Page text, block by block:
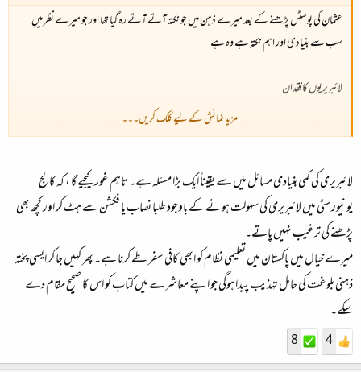
عثمان کی پوسٹس پڑھنے کے بعد میرے ذہن میں جو نکتہ آتے آتے رہ گیا تھا اور جو میرے نظر میں
سب سے بنیادی اور اہم نکتہ ہے وہ ہے
لائبریریوں کا فقدان
لائبریری کمیونٹی اور نوجوانوں میں کتب بینی اور ان کی تعلیمی ضروریات پورا کرسب سے اہم کردار ادا
مزید نمائش کے لیے کلک کریں۔۔۔
لائبریری کی کمی بنیادی مسائل میں سے یقیناً ایک بڑا مسئلہ ہے۔ تاہم غور کیجیے گا ، کہ کالج
یونیورسٹی میں لائبریری کی سہولت ہونے کے باوجود طلبا نصاب یا فکشن سے ہٹ کر اور کچھ بھی
پڑھنے کی ترغیب نہیں پاتے۔
میرے خیال میں پاکستان میں تعلیمی نظام کو ابھی کافی سفر طے کرنا ہے۔ پھر کہیں جا کر ایسی پختہ
ذہنی بلوغت کی حامل تہذیب پیدا ہوگی جو اپنے معاشرے میں کتاب کو اس کا صحیح مقام دے
سکے۔
4
8